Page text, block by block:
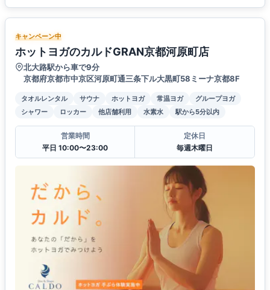
キャンペーン中
ホットヨガのカルドGRAN京都河原町店
北大路駅から車で9分
京都府京都市中京区河原町通三条下ル大黒町58ミーナ京都8F
タオルレンタル サウナ ホットヨガ 常温ヨガ
グループヨガ
シャワー
ロッカー 他店舗利用 水素水 駅から5分以内
営業時間
平日 10:00〜23:00
定休日
毎週木曜日